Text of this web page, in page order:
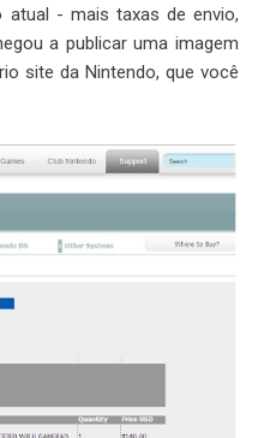
atual - mais taxas de envio,
a publicar uma imagem
site da Nintendo, que você